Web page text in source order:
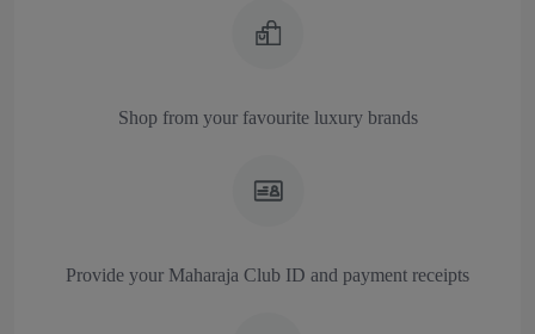
Shop from your favourite luxury brands
Provide your Maharaja Club ID and payment receipts